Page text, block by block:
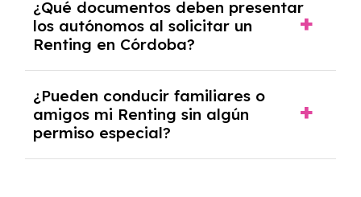
neumáticos. Al finalizar el contrato, puedes
devolver el coche, cambiarlo por otro o
refinanciarlo.
renting contribuye a mejorar la calidad del
aire, ya que el consumo de combustibles
reembolsará la parte proporcional.
Al finalizar un contrato derentingen
Córdoba, tienes varias opciones: devolver el
coche, solicitar un cambio por otro vehículo o
adaptado a tus necesidades actuales.
¿Qué documentos deben presentar
los autónomos al solicitar un
Renting en Córdoba?
Losautónomosque deseen solicitar un
renting en Córdobadeben presentar los
siguientes documentos:
¿Pueden conducir familiares o
amigos mi Renting sin algún
permiso especial?